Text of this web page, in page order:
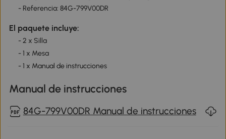
- Referencia: 84G-799V00DR
El paquete incluye:
- 2 x Silla
- 1 x Mesa
- 1 x Manual de instrucciones
Manual de instrucciones
84G-799V00DR Manual de instrucciones